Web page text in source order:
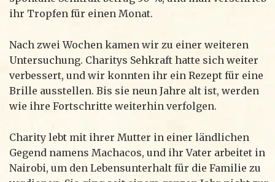
ihr Tropfen für einen Monat.
Nach zwei Wochen kamen wir zu einer weiteren
Untersuchung. Charitys Sehkraft hatte sich weiter
verbessert, und wir konnten ihr ein Rezept für eine
Brille ausstellen. Bis sie neun Jahre alt ist, werden
wie ihre Fortschritte weiterhin verfolgen.
Charity lebt mit ihrer Mutter in einer ländlichen
Gegend namens Machacos, und ihr Vater arbeitet in
Nairobi, um den Lebensunterhalt für die Familie zu